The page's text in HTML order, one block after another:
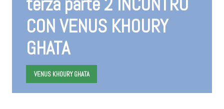
CON VENUS KHOURY
GHATA
VENUS KHOURY GHATA